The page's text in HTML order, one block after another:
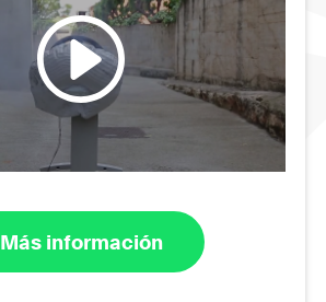
Más información